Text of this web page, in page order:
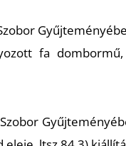
fa